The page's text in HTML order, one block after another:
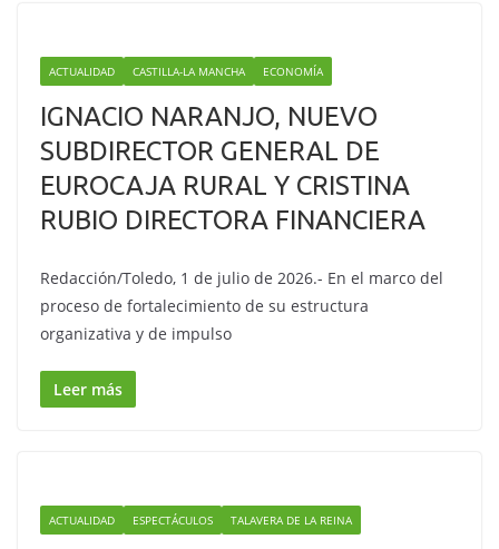
ACTUALIDAD CASTILLA-LA MANCHA ECONOMÍA
IGNACIO NARANJO, NUEVO
SUBDIRECTOR GENERAL DE
EUROCAJA RURAL Y CRISTINA
RUBIO DIRECTORA FINANCIERA
Redacción/Toledo, 1 de julio de 2026.- En el marco del
proceso de fortalecimiento de su estructura
organizativa y de impulso
Leer más
ACTUALIDAD ESPECTÁCULOS TALAVERA DE LA REINA